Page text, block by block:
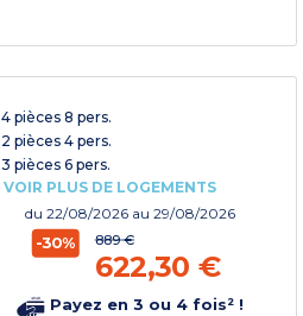
4 pièces 8 pers.
2 pièces 4 pers.
3 pièces 6 pers.
VOIR PLUS DE LOGEMENTS
du22/08/2026 au 29/08/2026
-30% 889 €
622,30 €
Payez en 3 ou 4 fois² !